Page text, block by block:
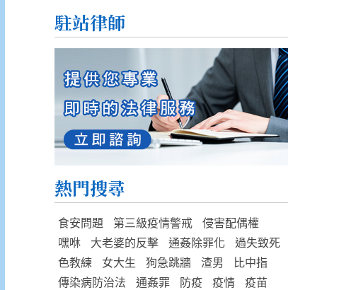
駐站律師
熱門搜尋
食安問題 第三級疫情警戒
侵害配偶權
嘿咻
大老婆的反擊 通姦除罪化
過失致死
色教練
女大生 狗急跳牆 渣男
比中指
傳染病防治法
通姦罪 防疫 疫情
疫苗